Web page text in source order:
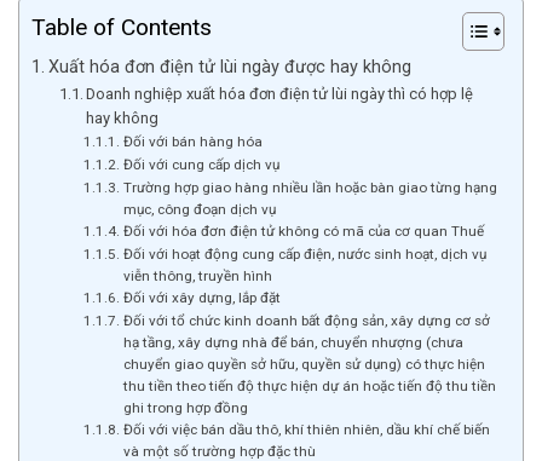
Table of Contents
Xuất hóa đơn điện tử lùi ngày được hay không
Doanh nghiệp xuất hóa đơn điện tử lùi ngày thì có hợp lệ
hay không
Đối với bán hàng hóa
Đối với cung cấp dịch vụ
Trường hợp giao hàng nhiều lần hoặc bàn giao từng hạng
mục, công đoạn dịch vụ
Đối với hóa đơn điện tử không có mã của cơ quan Thuế
Đối với hoạt động cung cấp điện, nước sinh hoạt, dịch vụ
viễn thông, truyền hình
Đối với xây dựng, lắp đặt
Đối với tổ chức kinh doanh bất động sản, xây dựng cơ sở
hạ tầng, xây dựng nhà để bán, chuyển nhượng (chưa
chuyển giao quyền sở hữu, quyền sử dụng) có thực hiện
thu tiền theo tiến độ thực hiện dự án hoặc tiến độ thu tiền
ghi trong hợp đồng
Đối với việc bán dầu thô, khí thiên nhiên, dầu khí chế biến
và một số trường hợp đặc thù